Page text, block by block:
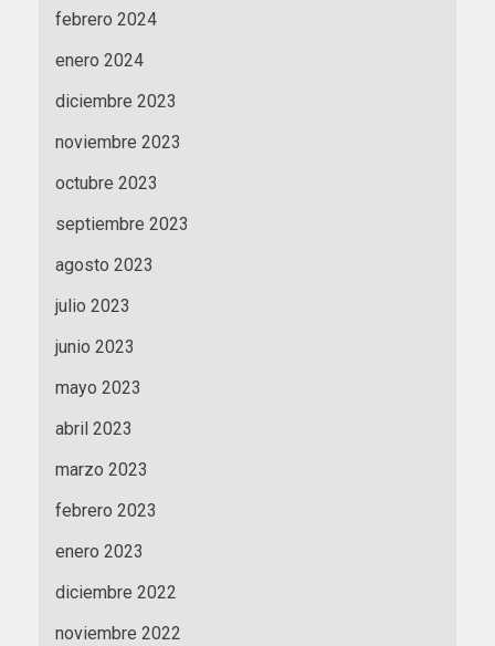
febrero 2024
enero 2024
diciembre 2023
noviembre 2023
octubre 2023
septiembre 2023
agosto 2023
julio 2023
junio 2023
mayo 2023
abril 2023
marzo 2023
febrero 2023
enero 2023
diciembre 2022
noviembre 2022